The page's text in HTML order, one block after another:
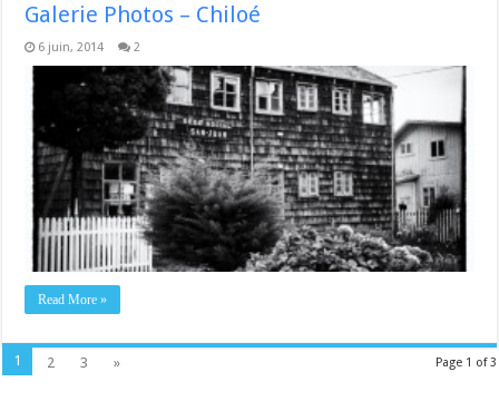
Galerie Photos – Chiloé
6 juin, 2014 2
Read More »
Page 1 of 3
1 2 3 »